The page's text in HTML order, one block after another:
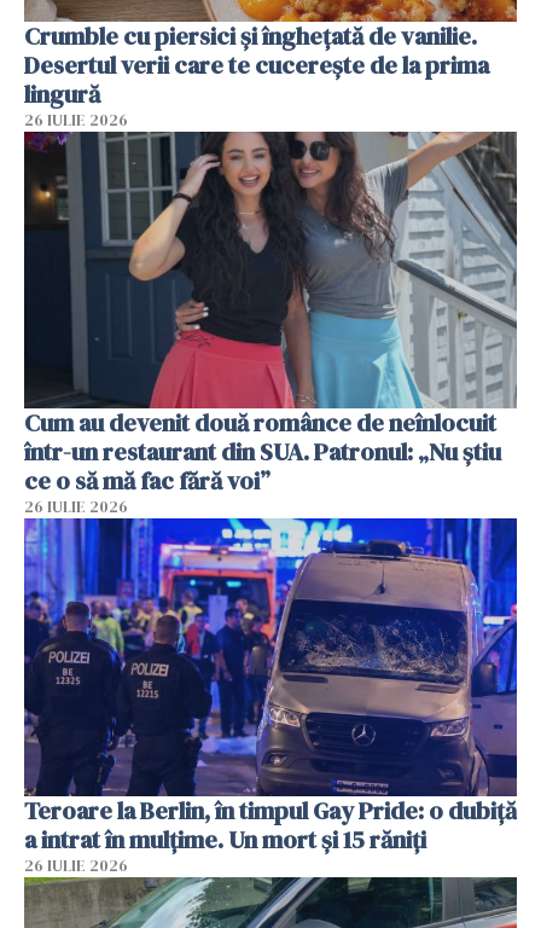
Crumble cu piersici și înghețată de vanilie.
Desertul verii care te cucerește de la prima
lingură
26 IULIE 2026
Cum au devenit două românce de neînlocuit
într-un restaurant din SUA. Patronul: „Nu știu
ce o să mă fac fără voi”
26 IULIE 2026
Teroare la Berlin, în timpul Gay Pride: o dubiță
a intrat în mulțime. Un mort și 15 răniți
26 IULIE 2026